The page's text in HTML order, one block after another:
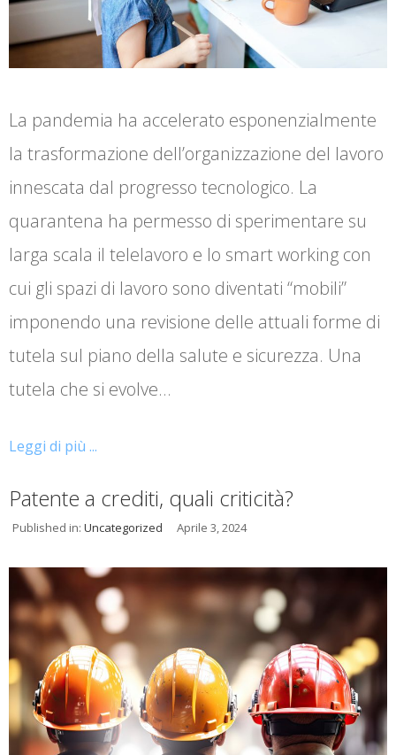
La pandemia ha accelerato esponenzialmente
la trasformazione dell’organizzazione del lavoro
innescata dal progresso tecnologico. La
quarantena ha permesso di sperimentare su
larga scala il telelavoro e lo smart working con
cui gli spazi di lavoro sono diventati “mobili”
imponendo una revisione delle attuali forme di
tutela sul piano della salute e sicurezza. Una
tutela che si evolve…
Leggi di più ...
Patente a crediti, quali criticità?
Published in: Uncategorized Aprile 3, 2024